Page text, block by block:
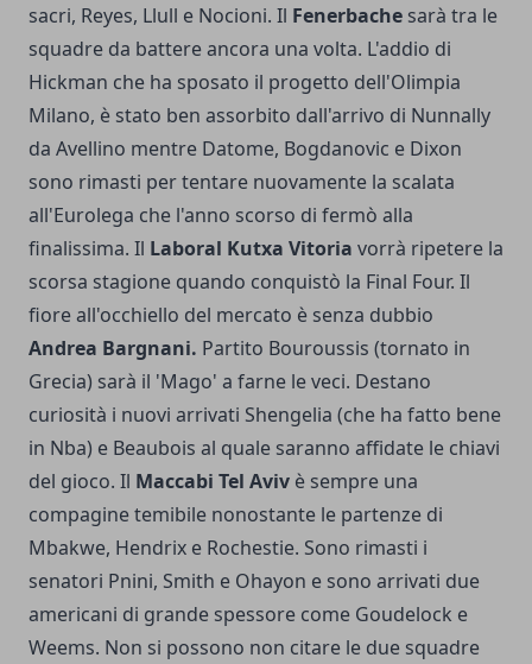
sacri, Reyes, Llull e Nocioni. Il Fenerbache sarà tra le
squadre da battere ancora una volta. L'addio di
Hickman che ha sposato il progetto dell'Olimpia
Milano, è stato ben assorbito dall'arrivo di Nunnally
da Avellino mentre Datome, Bogdanovic e Dixon
sono rimasti per tentare nuovamente la scalata
all'Eurolega che l'anno scorso di fermò alla
finalissima. Il Laboral Kutxa Vitoria vorrà ripetere la
scorsa stagione quando conquistò la Final Four. Il
fiore all'occhiello del mercato è senza dubbio
Andrea Bargnani. Partito Bouroussis (tornato in
Grecia) sarà il 'Mago' a farne le veci. Destano
curiosità i nuovi arrivati Shengelia (che ha fatto bene
in Nba) e Beaubois al quale saranno affidate le chiavi
del gioco. Il Maccabi Tel Aviv è sempre una
compagine temibile nonostante le partenze di
Mbakwe, Hendrix e Rochestie. Sono rimasti i
senatori Pnini, Smith e Ohayon e sono arrivati due
americani di grande spessore come Goudelock e
Weems. Non si possono non citare le due squadre